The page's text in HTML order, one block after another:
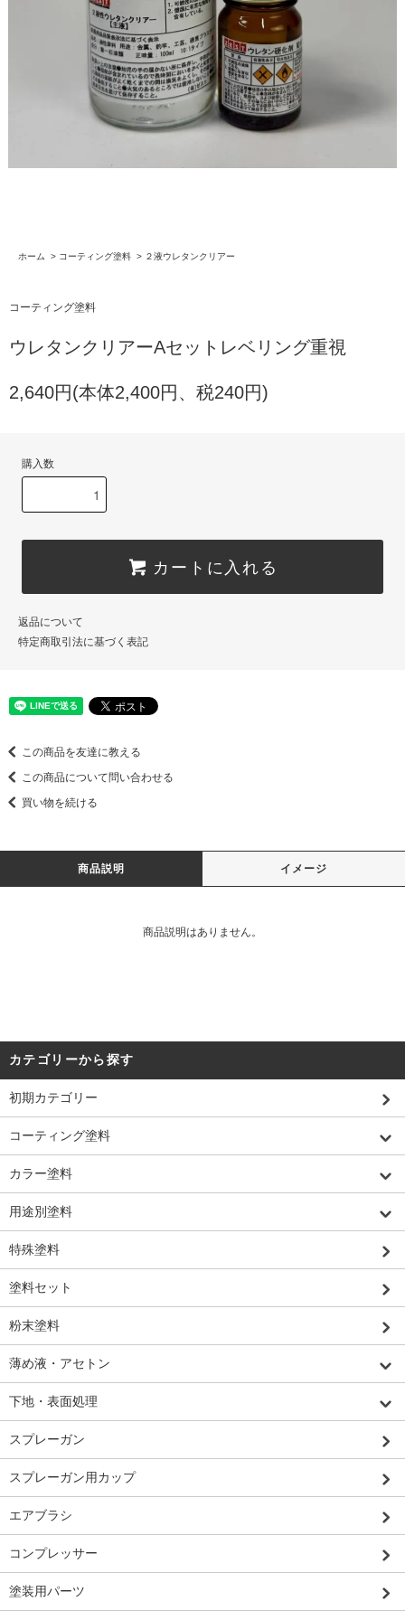
ホーム > コーティング塗料 > ２液ウレタンクリアー
コーティング塗料
ウレタンクリアーAセットレベリング重視
2,640円(本体2,400円、税240円)
購入数
カートに入れる
返品について
特定商取引法に基づく表記
この商品を友達に教える
この商品について問い合わせる
買い物を続ける
商品説明 イメージ
商品説明はありません。
カテゴリーから探す
初期カテゴリー
コーティング塗料
カラー塗料
用途別塗料
特殊塗料
塗料セット
粉末塗料
薄め液・アセトン
下地・表面処理
スプレーガン
スプレーガン用カップ
エアブラシ
コンプレッサー
塗装用パーツ